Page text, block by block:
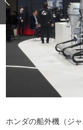
自動車豆
鈑金・塗
ディテイリ
ヘッドライ
フィルム・ラ
鈑金・塗装
小キズ直
特集記事
ストップ 不具合修
コラム
ショップ紹介
ショップレ
ェクト
ホンダの船外機（ジ